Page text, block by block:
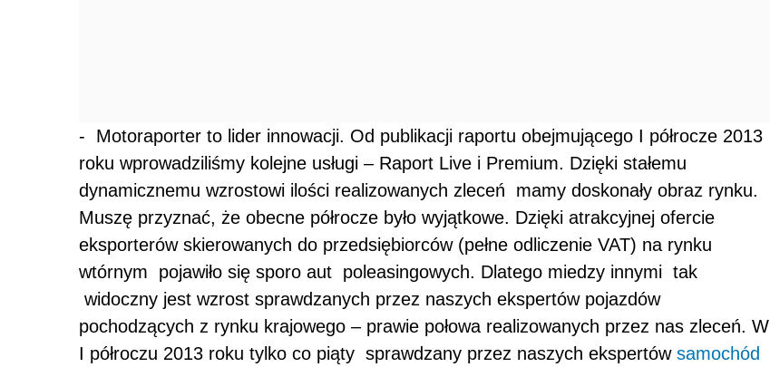
- Motoraporter to lider innowacji. Od publikacji raportu obejmującego I półrocze 2013
roku wprowadziliśmy kolejne usługi – Raport Live i Premium. Dzięki stałemu
dynamicznemu wzrostowi ilości realizowanych zleceń mamy doskonały obraz rynku.
Muszę przyznać, że obecne półrocze było wyjątkowe. Dzięki atrakcyjnej ofercie
eksporterów skierowanych do przedsiębiorców (pełne odliczenie VAT) na rynku
wtórnym pojawiło się sporo aut poleasingowych. Dlatego miedzy innymi tak
widoczny jest wzrost sprawdzanych przez naszych ekspertów pojazdów
pochodzących z rynku krajowego – prawie połowa realizowanych przez nas zleceń. W
I półroczu 2013 roku tylko co piąty sprawdzany przez naszych ekspertów samochód